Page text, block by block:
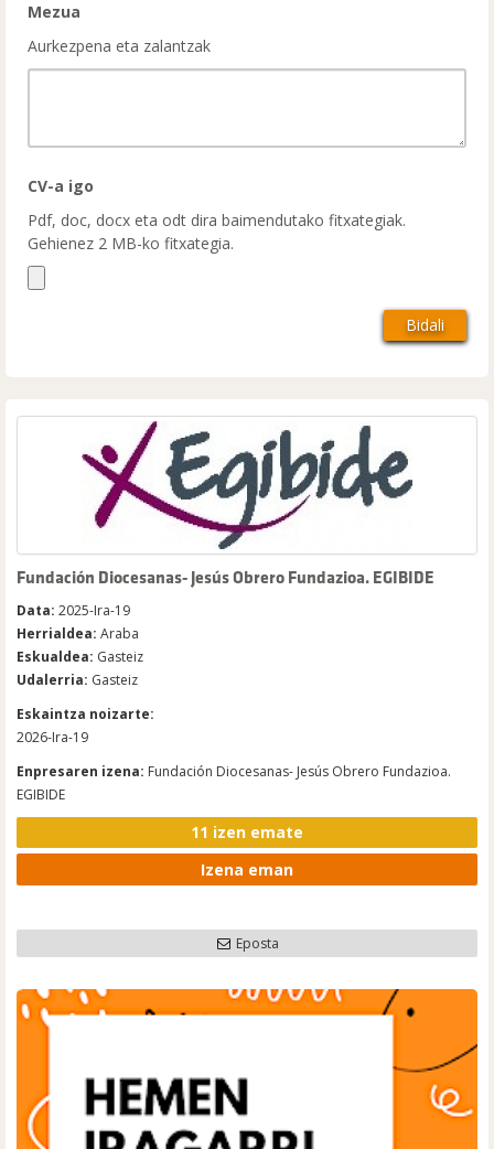
Mezua
Aurkezpena eta zalantzak
CV-a igo
Pdf, doc, docx eta odt dira baimendutako fitxategiak.
Gehienez 2 MB-ko fitxategia.
Fundación Diocesanas- Jesús Obrero Fundazioa. EGIBIDE
Data: 2025-Ira-19
Herrialdea: Araba
Eskualdea: Gasteiz
Udalerria: Gasteiz
Eskaintza noizarte:
2026-Ira-19
Enpresaren izena: Fundación Diocesanas- Jesús Obrero Fundazioa.
EGIBIDE
11 izen emate
Izena eman
Eposta